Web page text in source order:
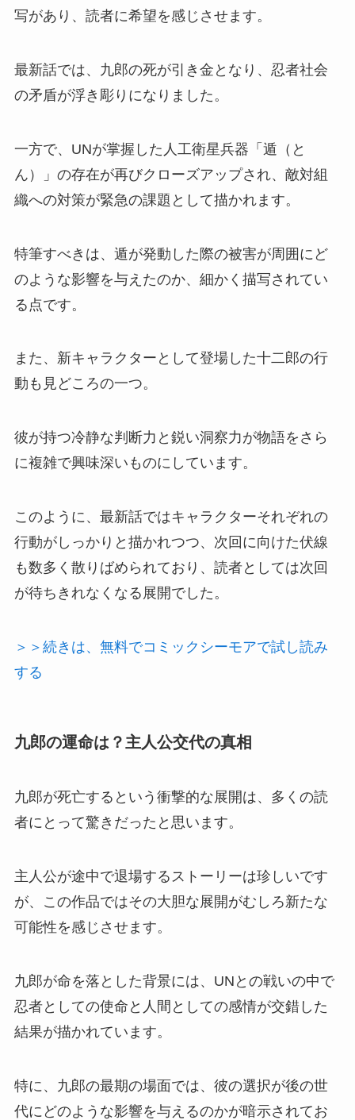
写があり、読者に希望を感じさせます。
最新話では、九郎の死が引き金となり、忍者社会
の矛盾が浮き彫りになりました。
一方で、UNが掌握した人工衛星兵器「遁（と
ん）」の存在が再びクローズアップされ、敵対組
織への対策が緊急の課題として描かれます。
特筆すべきは、遁が発動した際の被害が周囲にど
のような影響を与えたのか、細かく描写されてい
る点です。
また、新キャラクターとして登場した十二郎の行
動も見どころの一つ。
彼が持つ冷静な判断力と鋭い洞察力が物語をさら
に複雑で興味深いものにしています。
このように、最新話ではキャラクターそれぞれの
行動がしっかりと描かれつつ、次回に向けた伏線
も数多く散りばめられており、読者としては次回
が待ちきれなくなる展開でした。
＞＞続きは、無料でコミックシーモアで試し読み
する
九郎の運命は？主人公交代の真相
九郎が死亡するという衝撃的な展開は、多くの読
者にとって驚きだったと思います。
主人公が途中で退場するストーリーは珍しいです
が、この作品ではその大胆な展開がむしろ新たな
可能性を感じさせます。
九郎が命を落とした背景には、UNとの戦いの中で
忍者としての使命と人間としての感情が交錯した
結果が描かれています。
特に、九郎の最期の場面では、彼の選択が後の世
代にどのような影響を与えるのかが暗示されてお